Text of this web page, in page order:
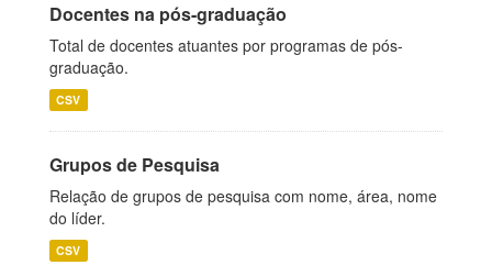
Docentes na pós-graduação
Total de docentes atuantes por programas de pós-
graduação.
CSV
Grupos de Pesquisa
Relação de grupos de pesquisa com nome, área, nome
do líder.
CSV